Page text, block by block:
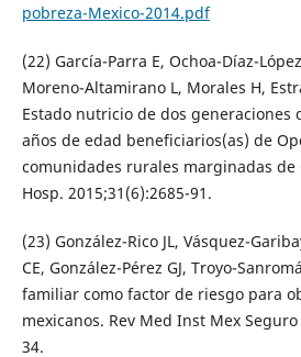
pobreza-Mexico-2014.pdf
(22) García-Parra E, Ochoa-Díaz-
Moreno-Altamirano L, Morales H,
Estado nutricio de dos generaciones
años de edad beneficiarios(as) de
comunidades rurales marginadas de
Hosp. 2015;31(6):2685-91.
(23) González-Rico JL, Vásquez-
CE, González-Pérez GJ, Troyo-
familiar como factor de riesgo para
mexicanos. Rev Med Inst Mex Seguro
34.